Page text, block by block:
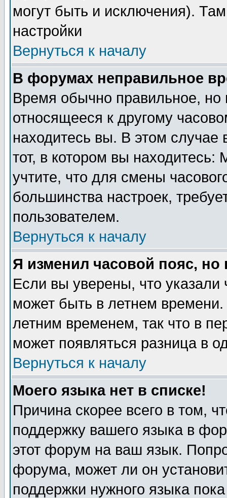
могут быть и исключения).
настройки
Вернуться к началу
В форумах неправильное
Время обычно правильное,
относящееся к другому
находитесь вы. В этом
тот, в котором вы
учтите, что для смены
большинства настроек,
пользователем.
Вернуться к началу
Я изменил часовой пояс,
Если вы уверены, что указали
может быть в летнем
летним временем, так что в
может появляться разница в
Вернуться к началу
Моего языка нет в списке!
Причина скорее всего в том,
поддержку вашего языка в
этот форум на ваш язык.
форума, может ли он
поддержки нужного языка